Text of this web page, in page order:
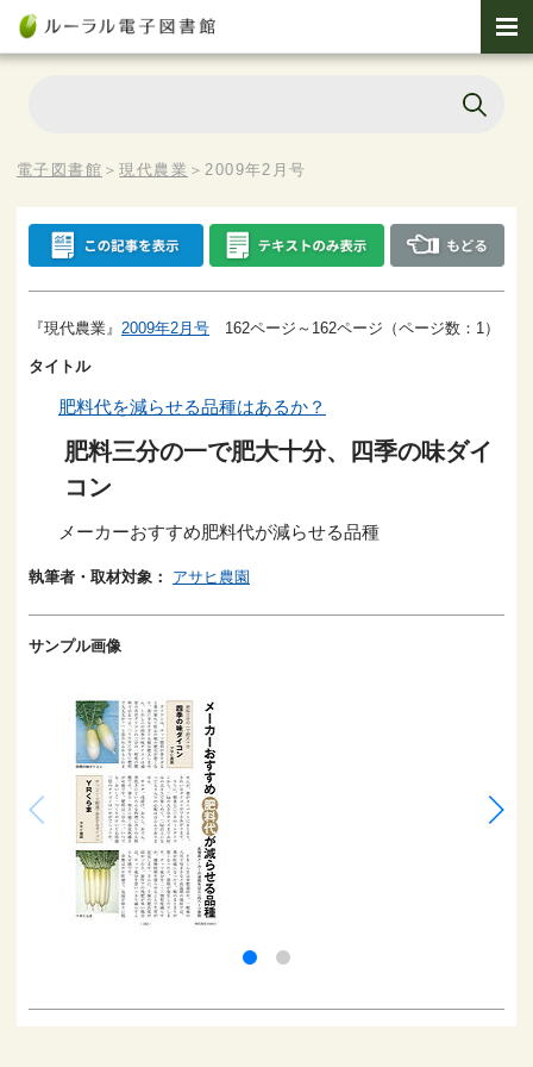
電子図書館 ＞現代農業 ＞2009年2月号
『現代農業』 2009年2月号 162ページ～162ページ（ページ数：1）
タイトル
肥料代を減らせる品種はあるか？
肥料三分の一で肥大十分、四季の味ダイ
コン
メーカーおすすめ肥料代が減らせる品種
執筆者・取材対象： アサヒ農園
サンプル画像